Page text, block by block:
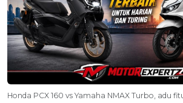
Honda PCX 160 vs Yamaha NMAX Turbo, adu